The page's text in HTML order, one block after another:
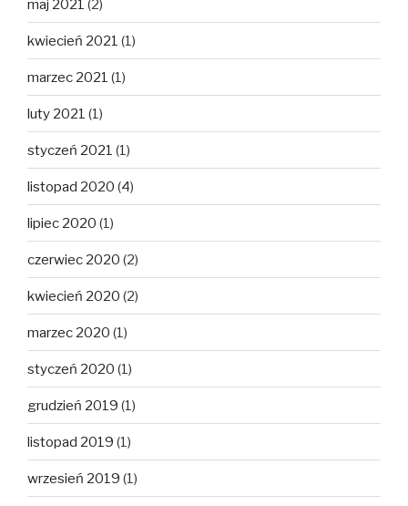
maj 2021 (2)
kwiecień 2021 (1)
marzec 2021 (1)
luty 2021 (1)
styczeń 2021 (1)
listopad 2020 (4)
lipiec 2020 (1)
czerwiec 2020 (2)
kwiecień 2020 (2)
marzec 2020 (1)
styczeń 2020 (1)
grudzień 2019 (1)
listopad 2019 (1)
wrzesień 2019 (1)